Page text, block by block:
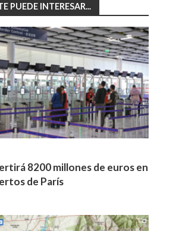
PUEDE INTERESAR...
8200 millones de euros en
de París